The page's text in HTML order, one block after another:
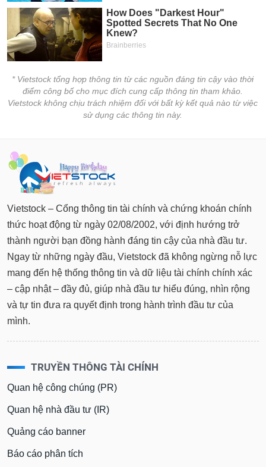
* Vietstock tổng hợp thông tin từ các nguồn đáng tin cậy vào thời
điểm công bố cho mục đích cung cấp thông tin tham khảo.
Vietstock không chịu trách nhiệm đối với bất kỳ kết quả nào từ việc
sử dụng các thông tin này.
Vietstock – Cổng thông tin tài chính và chứng khoán chính
thức hoạt động từ ngày 02/08/2002, với định hướng trở
thành người bạn đồng hành đáng tin cậy của nhà đầu tư.
Ngay từ những ngày đầu, Vietstock đã không ngừng nỗ lực
mang đến hệ thống thông tin và dữ liệu tài chính chính xác
– cập nhật – đầy đủ, giúp nhà đầu tư hiểu đúng, nhìn rộng
và tự tin đưa ra quyết định trong hành trình đầu tư của
mình.
TRUYỀN THÔNG TÀI CHÍNH
Quan hệ công chúng (PR)
Quan hệ nhà đầu tư (IR)
Quảng cáo banner
Báo cáo phân tích
Công
đầu
Truyền
thông
chính
Dữ
liệu
chính